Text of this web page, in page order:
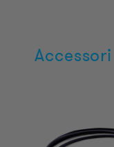
Accessori